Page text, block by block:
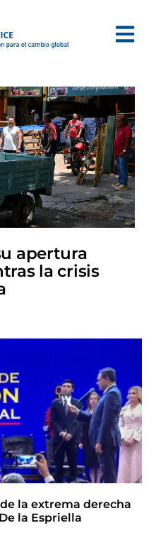
apertura
la crisis
la extrema derecha
la Espriella